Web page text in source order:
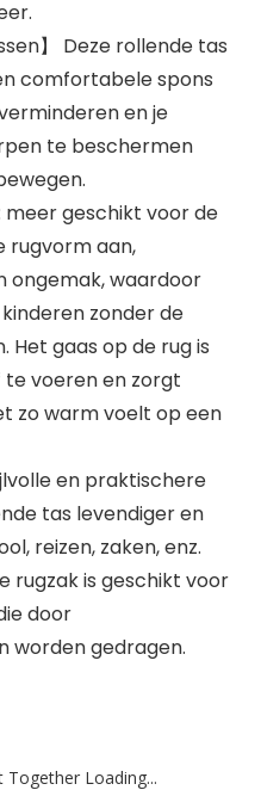
】 Deze rollende tas
comfortabele spons
en je
te beschermen
geschikt voor de
rugvorm aan,
ongemak, waardoor
zonder de
Het gaas op de rug is
voeren en zorgt
zo warm voelt op een
en praktischere
tas levendiger en
reizen, zaken, enz.
rugzak is geschikt voor
door
worden gedragen.
Together Loading...